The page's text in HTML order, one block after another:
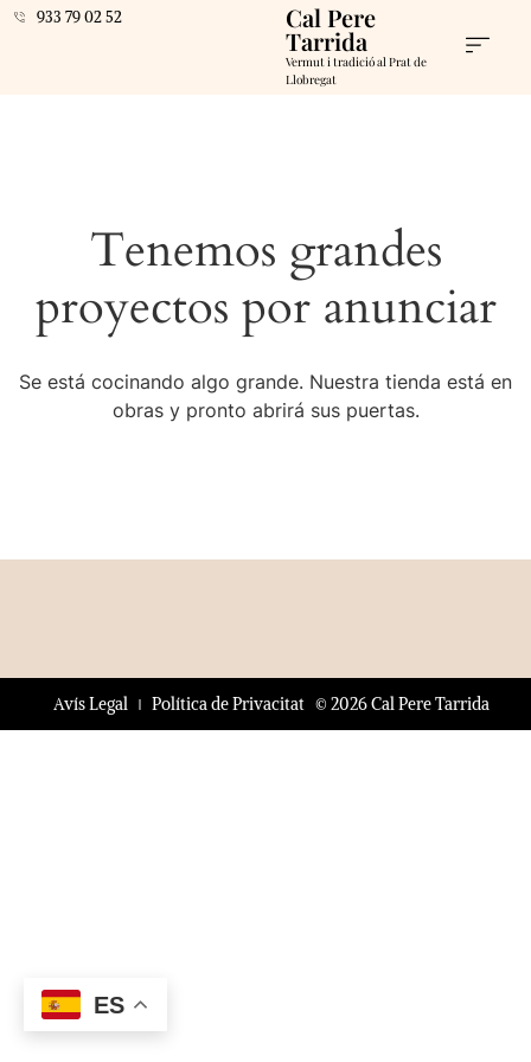
933 79 02 52 Cal Pere
Tarrida
Vermut i tradició al Prat de
Llobregat
Tenemos grandes
proyectos por anunciar
Se está cocinando algo grande. Nuestra tienda está en
obras y pronto abrirá sus puertas.
© 2026 Cal Pere Tarrida
Avís Legal Política de Privacitat
ES